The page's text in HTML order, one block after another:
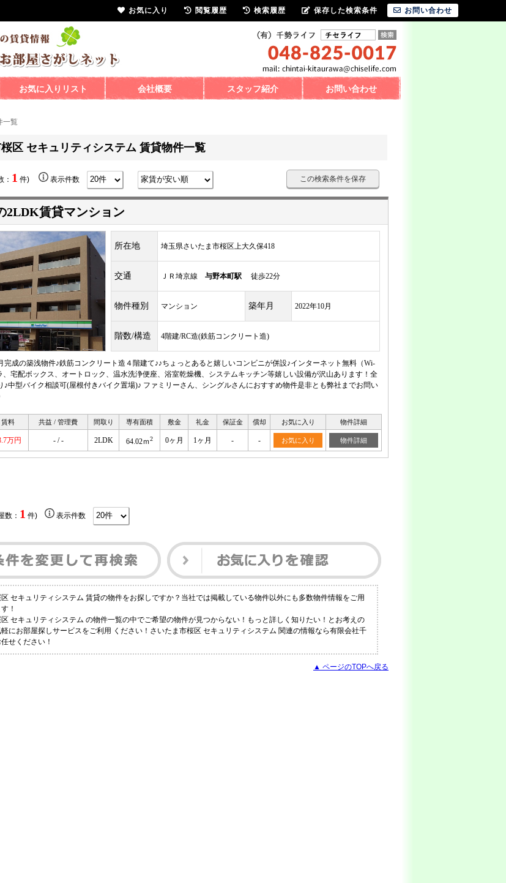
お気に入りリスト 会社概要 スタッフ紹介 お問い合わせ
一覧
区 セキュリティシステム 賃貸物件一覧
： 1 件) 表示件数 この検索条件を保存
2LDK賃貸マンション
所在地 埼玉県さいたま市桜区上大久保418
交通 ＪＲ埼京線 与野本町駅 徒歩22分
物件種別 マンション 築年月 2022年10月
階数/構造 4階建/RC造(鉄筋コンクリート造)
完成の築浅物件♪鉄筋コンクリート造４階建て♪♪ちょっとあると嬉しいコンビニが併設♪インターネット無料（Wi-
、宅配ボックス、オートロック、温水洗浄便座、浴室乾燥機、システムキッチン等嬉しい設備が沢山あります！全
♪中型バイク相談可(屋根付きバイク置場)♪ ファミリーさん、シングルさんにおすすめ物件是非とも弊社までお問い
賃料 共益 / 管理費 間取り 専有面積 敷金 礼金 保証金 償却 お気に入り 物件詳細
万円 - / - 2LDK 64.02ｍ2 0ヶ月 1ヶ月 - - お気に入り 物件詳細
数： 1 件) 表示件数
セキュリティシステム 賃貸の物件をお探しですか？当社では掲載している物件以外にも多数物件情報をご用
！
セキュリティシステム の物件一覧の中でご希望の物件が見つからない！もっと詳しく知りたい！とお考えの
にお部屋探しサービスをご利用 ください！さいたま市桜区 セキュリティシステム 関連の情報なら有限会社千
せください！
▲ ページのTOPへ戻る
お気に入り 閲覧履歴 検索履歴 保存した検索条件 お問い合わせ